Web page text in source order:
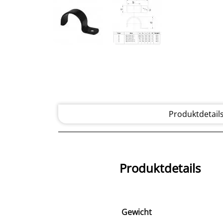
Produktdetails
Produktdetails
Gewicht